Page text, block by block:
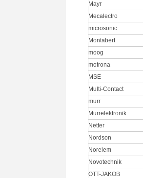
Mayr
Mecalectro
microsonic
Montabert
moog
motrona
MSE
Multi-Contact
murr
Murrelektronik
Netter
Nordson
Norelem
Novotechnik
OTT-JAKOB